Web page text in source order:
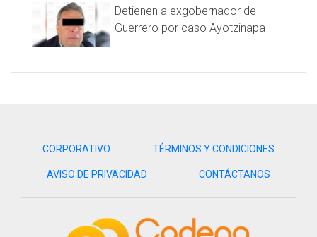
Detienen a exgobernador de
Guerrero por caso Ayotzinapa
CORPORATIVO TÉRMINOS Y CONDICIONES
AVISO DE PRIVACIDAD CONTÁCTANOS